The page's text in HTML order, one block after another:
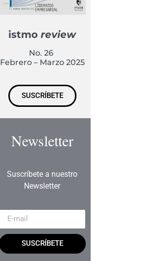
istmoreview
No. 26
Febrero – Marzo 2025
SUSCRÍBETE
Newsletter
Suscríbete a nuestro
Newsletter
SUSCRÍBETE